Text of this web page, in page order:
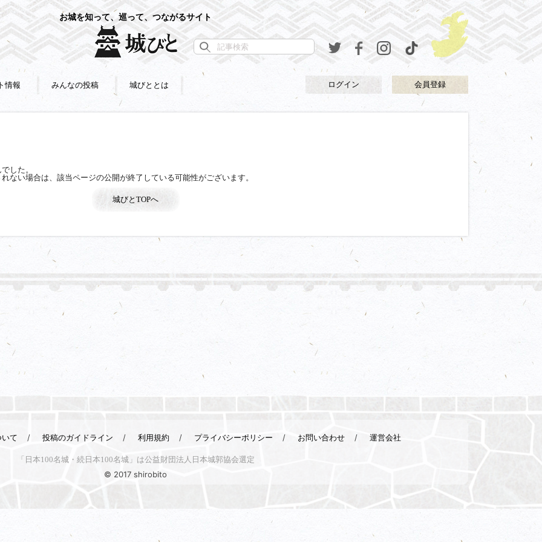
お城を知って、巡って、つながるサイト
情報 みんなの投稿 城びととは ログイン 会員登録
した。
ない場合は、該当ページの公開が終了している可能性がございます。
城びとTOPへ
て 投稿のガイドライン 利用規約 プライバシーポリシー お問い合わせ 運営会社
「日本100名城・続日本100名城」は公益財団法人日本城郭協会選定
© 2017 shirobito